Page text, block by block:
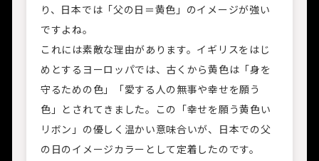
り、日本では「父の日＝黄色」のイメージが強い
ですよね。
これには素敵な理由があります。イギリスをはじ
めとするヨーロッパでは、古くから黄色は「身を
守るための色」「愛する人の無事や幸せを願う
色」とされてきました。この「幸せを願う黄色い
リボン」の優しく温かい意味合いが、日本での父
の日のイメージカラーとして定着したのです。